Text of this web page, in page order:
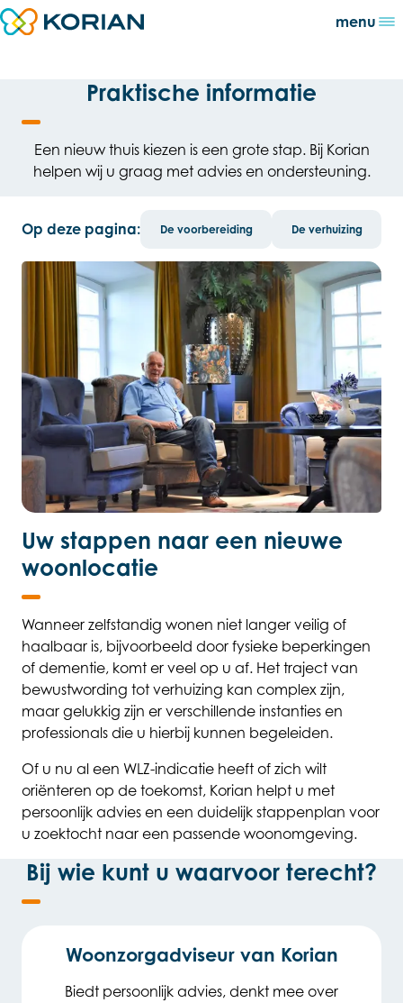
Direct naar content
Terug naar de startpagina
menu
Praktische informatie
Een nieuw thuis kiezen is een grote stap. Bij Korian
helpen wij u graag met advies en ondersteuning.
Op deze pagina: De voorbereiding De verhuizing
Uw stappen naar een nieuwe
woonlocatie
Wanneer zelfstandig wonen niet langer veilig of
haalbaar is, bijvoorbeeld door fysieke beperkingen
of dementie, komt er veel op u af. Het traject van
bewustwording tot verhuizing kan complex zijn,
maar gelukkig zijn er verschillende instanties en
professionals die u hierbij kunnen begeleiden.
Of u nu al een WLZ-indicatie heeft of zich wilt
oriënteren op de toekomst, Korian helpt u met
persoonlijk advies en een duidelijk stappenplan voor
u zoektocht naar een passende woonomgeving.
Bij wie kunt u waarvoor terecht?
Woonzorgadviseur van Korian
Biedt persoonlijk advies, denkt mee over